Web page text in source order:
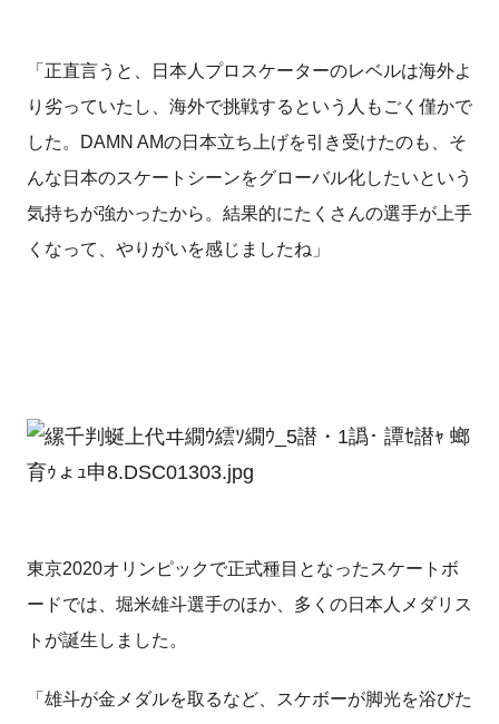
「正直言うと、日本人プロスケーターのレベルは海外よ
り劣っていたし、海外で挑戦するという人もごく僅かで
した。DAMN AMの日本立ち上げを引き受けたのも、そ
んな日本のスケートシーンをグローバル化したいという
気持ちが強かったから。結果的にたくさんの選手が上手
くなって、やりがいを感じましたね」
東京2020オリンピックで正式種目となったスケートボ
ードでは、堀米雄斗選手のほか、多くの日本人メダリス
トが誕生しました。
「雄斗が金メダルを取るなど、スケボーが脚光を浴びた